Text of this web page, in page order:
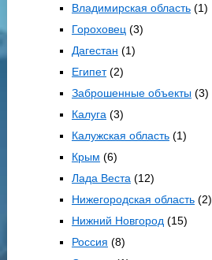
Владимирская область(1)
Гороховец (3)
Дагестан (1)
Египет(2)
Заброшенные объекты(3)
Калуга (3)
Калужская область(1)
Крым (6)
Лада Веста (12)
Нижегородская область(2)
Нижний Новгород (15)
Россия (8)